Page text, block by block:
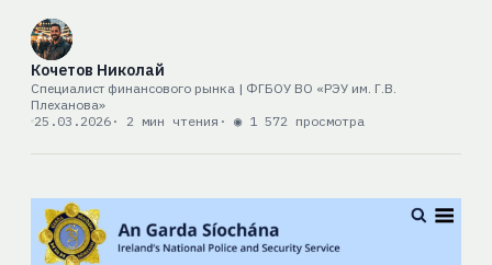
Кочетов Николай
Специалист финансового рынка | ФГБОУ ВО «РЭУ им. Г.В.
Плеханова»
25.03.2026· 2 мин чтения · ◉ 1 572 просмотра